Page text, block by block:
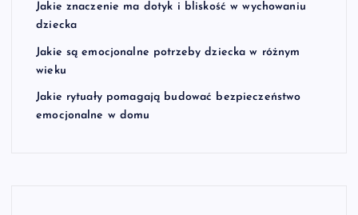
Jakie znaczenie ma dotyk i bliskość w wychowaniu
dziecka
Jakie są emocjonalne potrzeby dziecka w różnym
wieku
Jakie rytuały pomagają budować bezpieczeństwo
emocjonalne w domu